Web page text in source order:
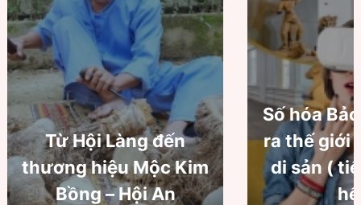
Từ Hội Làng đến
thương hiệu Mộc Kim
Bồng – Hội An
Số hóa
ra thế giới
di sản (